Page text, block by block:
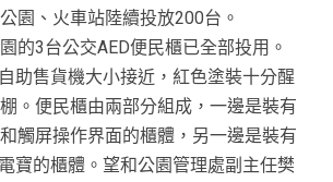
園、火車站陸續投放200台。
的3台公交AED便民櫃已全部投用。
助售貨機大小接近，紅色塗裝十分醒
。便民櫃由兩部分組成，一邊是裝有
觸屏操作界面的櫃體，另一邊是裝有
寶的櫃體。望和公園管理處副主任樊